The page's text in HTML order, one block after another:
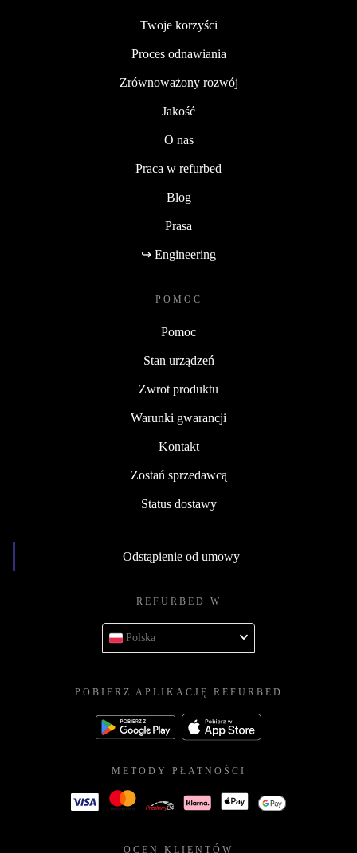
Twoje korzyści
Proces odnawiania
Zrównoważony rozwój
Jakość
O nas
Praca w refurbed
Blog
Prasa
↪ Engineering
POMOC
Pomoc
Stan urządzeń
Zwrot produktu
Warunki gwarancji
Kontakt
Zostań sprzedawcą
Status dostawy
Odstąpienie od umowy
REFURBED W
Polska
POBIERZ APLIKACJĘ REFURBED
METODY PŁATNOŚCI
OCEN KLIENTÓW